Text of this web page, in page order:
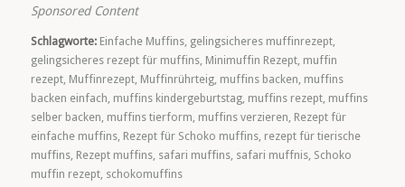
Sponsored Content
Schlagworte: Einfache Muffins, gelingsicheres muffinrezept,
gelingsicheres rezept für muffins, Minimuffin Rezept, muffin
rezept, Muffinrezept, Muffinrührteig, muffins backen muffins
backen einfach muffins kindergeburtstag, muffins rezept, muffins
selber backen muffins tierform muffins verzieren Rezept für
einfache muffins, Rezept für Schoko muffins, rezept für tierische
muffins, Rezept muffins, safari muffins, safari muffnis, Schoko
muffin rezept, schokomuffins